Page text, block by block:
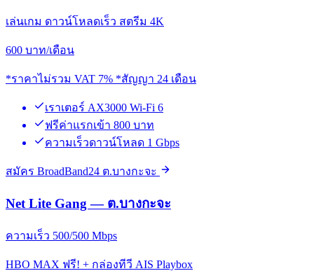
เล่นเกม ดาวน์โหลดเร็ว สตรีม 4K
600 บาท/เดือน
*ราคาไม่รวม VAT 7% *สัญญา 24 เดือน
เราเตอร์ AX3000 Wi-Fi 6
ฟรีค่าแรกเข้า 800 บาท
ความเร็วดาวน์โหลด 1 Gbps
สมัคร BroadBand24 ต.บางกะจะ
Net Lite Gang — ต.บางกะจะ
ความเร็ว 500/500 Mbps
HBO MAX ฟรี! + กล่องทีวี AIS Playbox